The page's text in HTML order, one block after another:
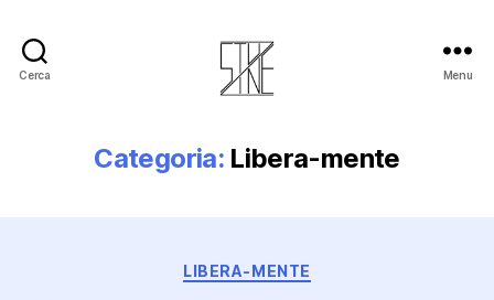
Cerca Menu
Categoria: Libera-mente
Categorie
LIBERA-MENTE